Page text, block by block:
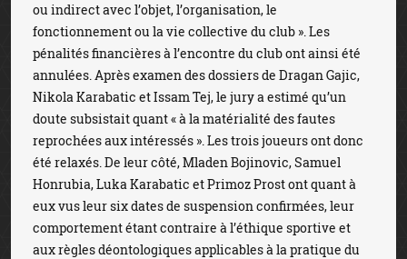
ou indirect avec l’objet, l’organisation, le
fonctionnement ou la vie collective du club ». Les
pénalités financières à l’encontre du club ont ainsi été
annulées. Après examen des dossiers de Dragan Gajic,
Nikola Karabatic et Issam Tej, le jury a estimé qu’un
doute subsistait quant « à la matérialité des fautes
reprochées aux intéressés ». Les trois joueurs ont donc
été relaxés. De leur côté, Mladen Bojinovic, Samuel
Honrubia, Luka Karabatic et Primoz Prost ont quant à
eux vus leur six dates de suspension confirmées, leur
comportement étant contraire à l’éthique sportive et
aux règles déontologiques applicables à la pratique du